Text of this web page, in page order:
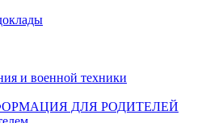
и военной техники
ДЛЯ РОДИТЕЛЕЙ